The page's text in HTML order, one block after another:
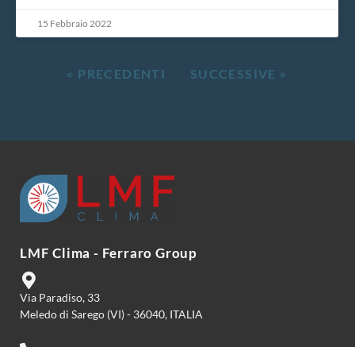
15 Febbraio 2022
« PRECEDENTI SUCCESSIVE »
LMF Clima - Ferraro Group
Via Paradiso, 33
Meledo di Sarego (VI) - 36040, ITALIA